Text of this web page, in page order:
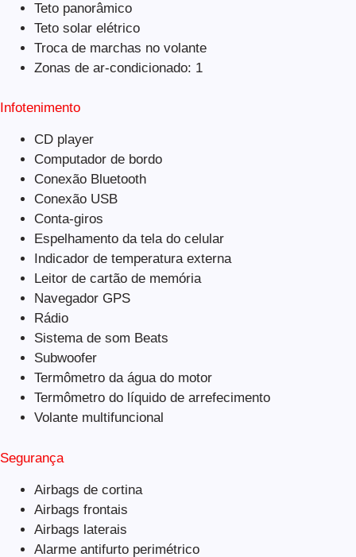
Teto panorâmico
Teto solar elétrico
Troca de marchas no volante
Zonas de ar-condicionado: 1
Infotenimento
CD player
Computador de bordo
Conexão Bluetooth
Conexão USB
Conta-giros
Espelhamento da tela do celular
Indicador de temperatura externa
Leitor de cartão de memória
Navegador GPS
Rádio
Sistema de som Beats
Subwoofer
Termômetro da água do motor
Termômetro do líquido de arrefecimento
Volante multifuncional
Segurança
Airbags de cortina
Airbags frontais
Airbags laterais
Alarme antifurto perimétrico